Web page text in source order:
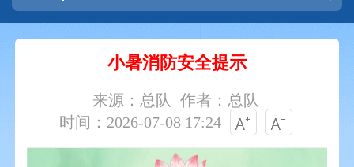
小暑消防安全提示
来源：总队
作者：总队
时间：2026-07-08 17:24